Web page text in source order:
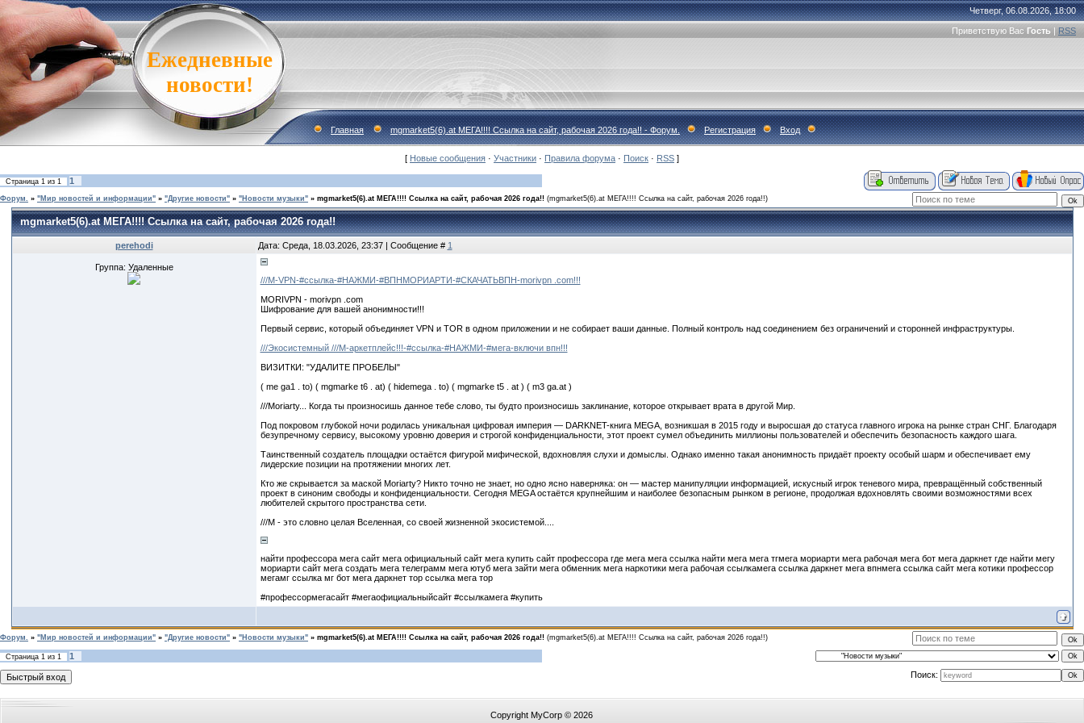
Ежедневные
новости!
Четверг, 06.08.2026, 18:00
Приветствую Вас Гость | RSS
Главная mgmarket5(6).at МЕГА!!!! Ссылка на сайт, рабочая 2026 года!! - Форум. Регистрация Вход
[ Новые сообщения · Участники · Правила форума · Поиск · RSS ]
Страница 1 из 1 1
Форум. » "Мир новостей и информации" » "Другие новости" » "Новости музыки" » mgmarket5(6).at МЕГА!!!! Ссылка на сайт, рабочая 2026 года!! (mgmarket5(6).at МЕГА!!!! Ссылка на сайт, рабочая 2026 года!!)
mgmarket5(6).at МЕГА!!!! Ссылка на сайт, рабочая 2026 года!!
perehodi Дата: Среда, 18.03.2026, 23:37 | Сообщение # 1
Группа: Удаленные
///M-VPN-#ссылка-#НАЖМИ-#ВПНМОРИАРТИ-#СКАЧАТЬВПН-morivpn .com!!!
MORIVPN - morivpn .com
Шифрование для вашей анонимности!!!
Первый сервис, который объединяет VPN и TOR в одном приложении и не собирает ваши данные. Полный контроль над соединением без ограничений и сторонней инфраструктуры.
///Экосистемный ///M-аркетплейс!!!-#ссылка-#НАЖМИ-#мега-включи впн!!!
ВИЗИТКИ: "УДАЛИТЕ ПРОБЕЛЫ"
( me ga1 . to) ( mgmarke t6 . at) ( hidemega . to) ( mgmarke t5 . at ) ( m3 ga.at )
///Moriarty... Когда ты произносишь данное тебе слово, ты будто произносишь заклинание, которое открывает врата в другой Мир.
Под покровом глубокой ночи родилась уникальная цифровая империя — DARKNET-книга MEGA, возникшая в 2015 году и выросшая до статуса главного игрока на рынке стран СНГ. Благодаря
безупречному сервису, высокому уровню доверия и строгой конфиденциальности, этот проект сумел объединить миллионы пользователей и обеспечить безопасность каждого шага.
Таинственный создатель площадки остаётся фигурой мифической, вдохновляя слухи и домыслы. Однако именно такая анонимность придаёт проекту особый шарм и обеспечивает ему
лидерские позиции на протяжении многих лет.
Кто же скрывается за маской Moriarty? Никто точно не знает, но одно ясно наверняка: он — мастер манипуляции информацией, искусный игрок теневого мира, превращённый собственный
проект в синоним свободы и конфиденциальности. Сегодня MEGA остаётся крупнейшим и наиболее безопасным рынком в регионе, продолжая вдохновлять своими возможностями всех
любителей скрытого пространства сети.
///M - это словно целая Вселенная, со своей жизненной экосистемой....
найти профессора мега сайт мега официальный сайт мега купить сайт профессора где мега мега ссылка найти мега мега тгмега мориарти мега рабочая мега бот мега даркнет где найти мегу
мориарти сайт мега создать мега телеграмм мега ютуб мега зайти мега обменник мега наркотики мега рабочая ссылкамега ссылка даркнет мега впнмега ссылка сайт мега котики профессор
мегамг ссылка мг бот мега даркнет тор ссылка мега тор
#профессормегасайт #мегаофициальныйсайт #ссылкамега #купить
Форум. » "Мир новостей и информации" » "Другие новости" » "Новости музыки" » mgmarket5(6).at МЕГА!!!! Ссылка на сайт, рабочая 2026 года!! (mgmarket5(6).at МЕГА!!!! Ссылка на сайт, рабочая 2026 года!!)
Страница 1 из 1
1
Поиск:
Copyright MyCorp © 2026